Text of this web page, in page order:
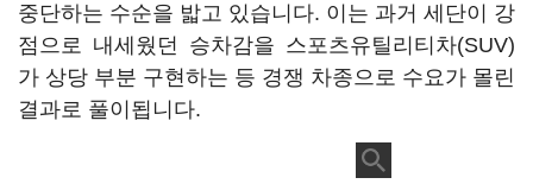
중단하는 수순을 밟고 있습니다. 이는 과거 세단이 강
점으로 내세웠던 승차감을 스포츠유틸리티차(SUV)
가 상당 부분 구현하는 등 경쟁 차종으로 수요가 몰린
결과로 풀이됩니다.